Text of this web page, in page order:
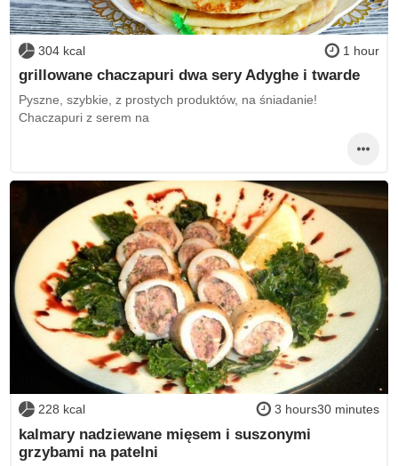
304 kcal 1 hour
grillowane chaczapuri dwa sery Adyghe i twarde
Pyszne, szybkie, z prostych produktów, na śniadanie!
Chaczapuri z serem na
228 kcal 3 hours30 minutes
kalmary nadziewane mięsem i suszonymi
grzybami na patelni